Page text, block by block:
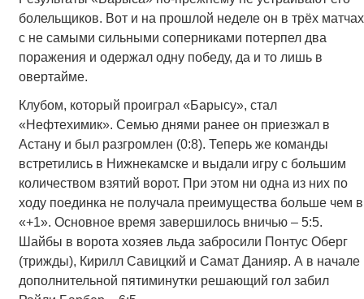
болельщиков. Вот и на прошлой неделе он в трёх матчах
с не самыми сильными соперниками потерпел два
поражения и одержал одну победу, да и то лишь в
овертайме.
Клубом, который проиграл «Барысу», стал
«Нефтехимик». Семью днями ранее он приезжал в
Астану и был разгромлен (0:8). Теперь же команды
встретились в Нижнекамске и выдали игру с большим
количеством взятий ворот. При этом ни одна из них по
ходу поединка не получала преимущества больше чем в
«+1». Основное время завершилось вничью – 5:5.
Шайбы в ворота хозяев льда забросили Понтус Оберг
(трижды), Кирилл Савицкий и Самат Данияр. А в начале
дополнительной пятиминутки решающий гол забил